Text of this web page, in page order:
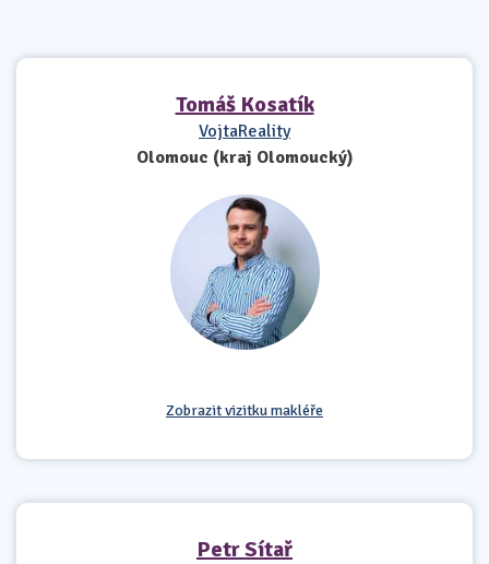
Tomáš Kosatík
VojtaReality
Olomouc (kraj Olomoucký)
Zobrazit vizitku makléře
Petr Sítař